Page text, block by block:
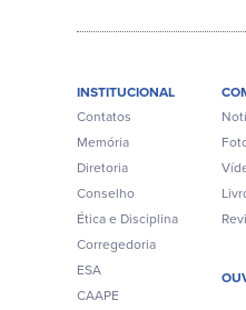
INSTITUCIONAL
Contatos
Memória
Diretoria
Conselho
Ética e Disciplina
Corregedoria
ESA
CAAPE